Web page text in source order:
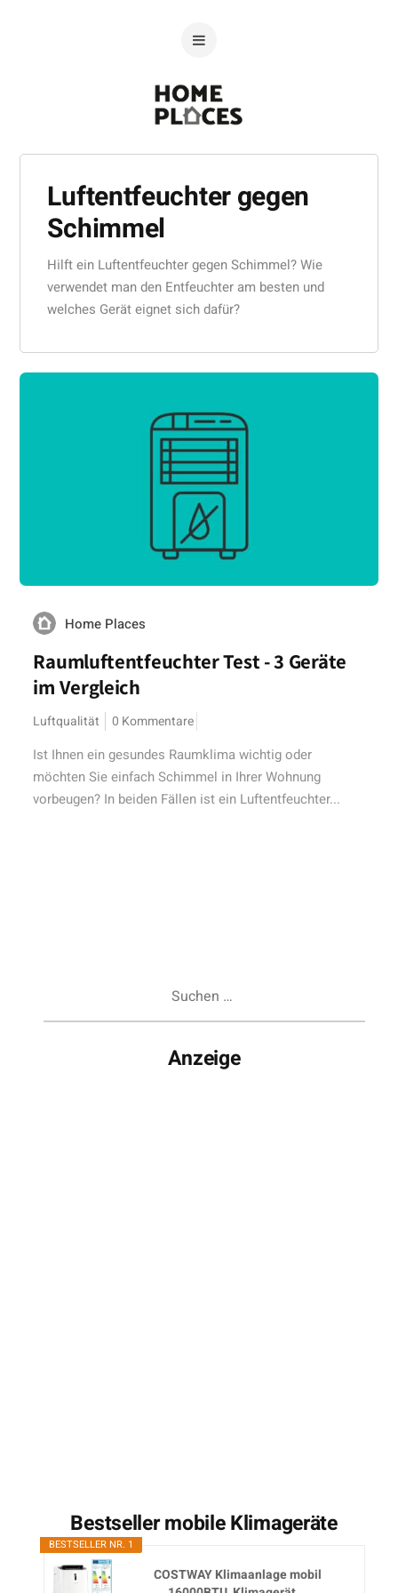
Luftentfeuchter gegen
Schimmel
Hilft ein Luftentfeuchter gegen Schimmel? Wie
verwendet man den Entfeuchter am besten und
welches Gerät eignet sich dafür?
Home Places
Raumluftentfeuchter Test - 3 Geräte
im Vergleich
Luftqualität 0 Kommentare
Ist Ihnen ein gesundes Raumklima wichtig oder
möchten Sie einfach Schimmel in Ihrer Wohnung
vorbeugen? In beiden Fällen ist ein Luftentfeuchter...
Anzeige
Bestseller mobile Klimageräte
BESTSELLER NR. 1
COSTWAY Klimaanlage mobil